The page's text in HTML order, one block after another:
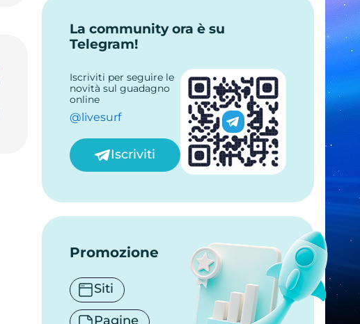
La community ora è su
Telegram!
Iscriviti per seguire le
novità sul guadagno
online
@livesurf
Iscriviti
Promozione
Siti
Pagine